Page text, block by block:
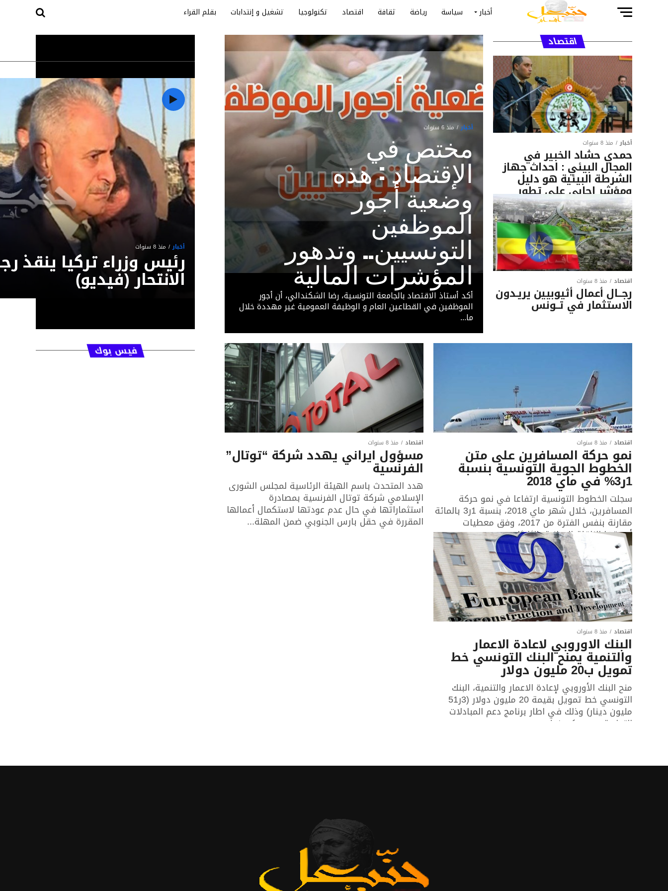
أخبار سياسة رياضة ثقافة اقتصاد تكنولوجيا تشغيل و إنتدابات بقلم القراء
أخبار منذ 6 سنوات
مختص في
الإقتصاد : هذه
وضعية أجور
الموظفين
التونسيين.. وتدهور
المؤشرات المالية
أكد أستاذ الاقتصاد بالجامعة التونسية، رضا الشكندالي، أن أجور
الموظفين في القطاعين العام و الوظيفة العمومية غير مهددة خلال
ما...
اقتصاد
أخبار منذ 8 سنوات
حمدي حشاد الخبير في
المجال البيئي : احداث جهاز
الشرطة البيئية هو دليل
ومؤشر إجابي على تطور
عقلية التونسي
اقتصاد منذ 8 سنوات
رجــال أعمال أثيوبيين يريـدون
الاستثمار في تــونس
اقتصاد منذ 8 سنوات
نمو حركة المسافرين على متن
الخطوط الجوية التونسية بنسبة
1ر3% في ماي 2018
سجلت الخطوط التونسية ارتفاعا في نمو حركة
المسافرين، خلال شهر ماي 2018، بنسبة 1ر3 بالمائة
مقارنة بنفس الفترة من 2017، وفق معطيات
أوردتها الناقلة الوطنية، الثلاثاء....
اقتصاد منذ 8 سنوات
مسؤول ايراني يهدد شركة “توتال”
الفرنسية
هدد المتحدث باسم الهيئة الرئاسية لمجلس الشورى
الإسلامي شركة توتال الفرنسية بمصادرة
استثماراتها في حال عدم عودتها لاستكمال أعمالها
المقررة في حقل بارس الجنوبي ضمن المهلة...
اقتصاد منذ 8 سنوات
البنك الاوروبي لاعادة الاعمار
والتنمية يمنح البنك التونسي خط
تمويل ب20 مليون دولار
منح البنك الأوروبي لإعادة الاعمار والتنمية، البنك
التونسي خط تمويل بقيمة 20 مليون دولار (3ر51
مليون دينار) وذلك في اطار برنامج دعم المبادلات
التجارية. وسيمكن خط...
أخبار منذ 8 سنوات
رئيس وزراء تركيا ينقذ
الانتحار (فيديو)
فيس بوك